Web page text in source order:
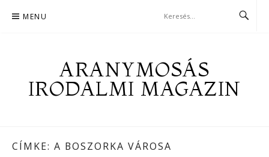
MENU
ARANYMOSÁS
IRODALMI MAGAZIN
CÍMKE: A BOSZORKA VÁROSA